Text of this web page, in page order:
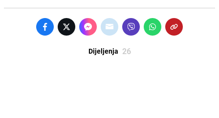
Dijeljenja 26